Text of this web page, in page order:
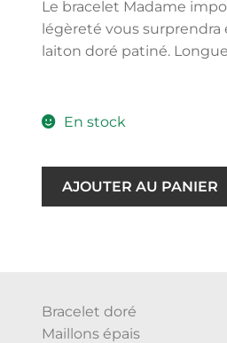
Le bracelet Madame
légèreté vous surprendra
laiton doré patiné.
En stock
AJOUTER AU PANIER
Bracelet doré
Maillons épais